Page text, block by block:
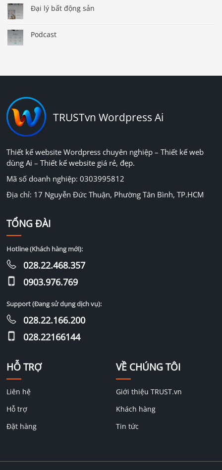
Đại lý bất động sản
Podcast
TRUSTvn Wordpress Ai
Thiết kế website Wordpress chuyên nghiệp – Thiết kế web
dùng Ai – Thiết kế website giá rẻ, đẹp.
Mã số doanh nghiệp: 0303995812
Địa chỉ: 17 Nguyễn Đức Thuận, Phường Tân Bình, TP.HCM
HỖ TRỢ
Liên hệ
Hỗ trợ
Đặt hàng
VỀ CHÚNG TÔI
Giới thiệu TRUST.vn
Khách hàng
Tin tức
TỔNG ĐÀI
Hotline (Khách hàng mới):
028.22.468.357
0903.976.769
Support (Đang sử dụng dịch vụ):
028.22.166.200
028.22166144